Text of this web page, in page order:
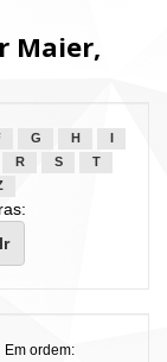
Maier,
G H
R S
T
Em ordem: